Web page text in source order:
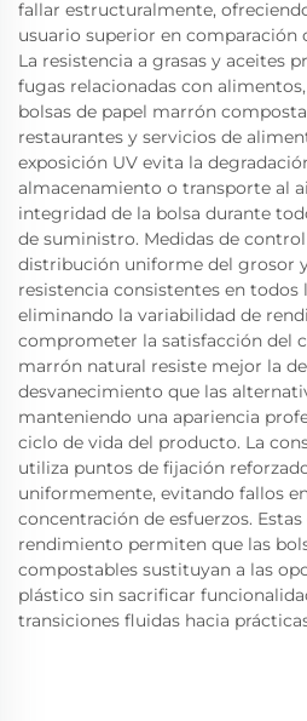
fallar estructuralmente,
usuario superior en comparación
La resistencia a grasas y aceites
fugas relacionadas con
bolsas de papel marrón
restaurantes y servicios de
exposición UV evita la
almacenamiento o transporte al
integridad de la bolsa durante
de suministro. Medidas de
distribución uniforme del grosor
resistencia consistentes en
eliminando la variabilidad de
comprometer la satisfacción del
marrón natural resiste mejor la
desvanecimiento que las
manteniendo una apariencia
ciclo de vida del producto. La
utiliza puntos de fijación
uniformemente, evitando fallos
concentración de esfuerzos.
rendimiento permiten que las
compostables sustituyan a las
plástico sin sacrificar
transiciones fluidas hacia